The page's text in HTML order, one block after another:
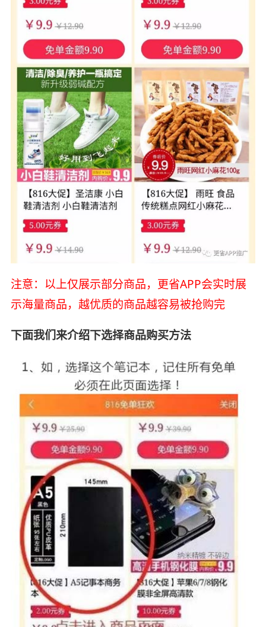
注意：以上仅展示部分商品，更省APP会实时展
示海量商品，越优质的商品越容易被抢购完
下面我们来介绍下选择商品购买方法